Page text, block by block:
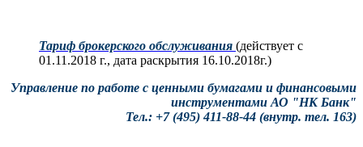
Тариф брокерского обслуживания (действует с
01.11.2018 г., дата раскрытия 16.10.2018г.)
Управление по работе с ценными бумагами и финансовыми
инструментами АО "НК Банк"
Тел.: +7 (495) 411-88-44 (внутр. тел. 163)